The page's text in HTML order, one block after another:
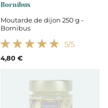
Bornibus
Moutarde de dijon 250 g -
Bornibus
5/5
4,80 €